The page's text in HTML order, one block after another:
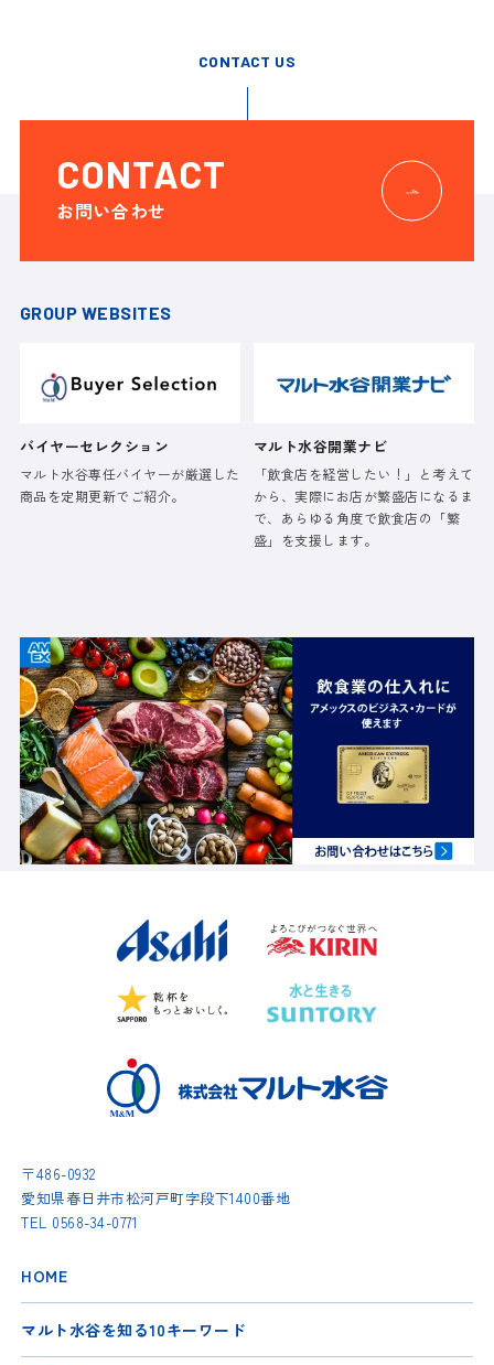
CONTACT US
CONTACT
お問い合わせ
GROUP WEBSITES
バイヤーセレクション
マルト水谷専任バイヤーが厳選した
商品を定期更新でご紹介。
マルト水谷開業ナビ
「飲食店を経営したい！」と考えて
から、実際にお店が繁盛店になるま
で、あらゆる角度で飲食店の「繁
盛」を支援します。
〒486-0932
愛知県春日井市松河戸町字段下1400番地
TEL 0568-34-0771
HOME
マルト水谷を知る10キーワード